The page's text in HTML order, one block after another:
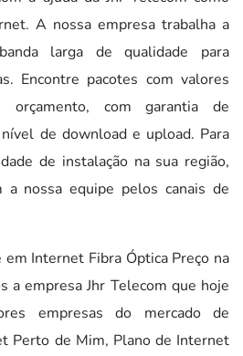
A nossa empresa trabalha a
larga de qualidade para
Encontre pacotes com valores
com garantia de
de download e upload. Para
de instalação na sua região,
nossa equipe pelos canais de
em Internet Fibra Óptica Preço na
a empresa Jhr Telecom que hoje
empresas do mercado de
Perto de Mim, Plano de Internet